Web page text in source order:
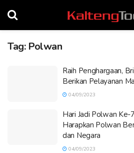
Tag: Polwan
Raih Penghargaan,
Berikan Pelayanan
04/09/2023
Hari Jadi Polwan
Harapkan Polwan
dan Negara
04/09/2023